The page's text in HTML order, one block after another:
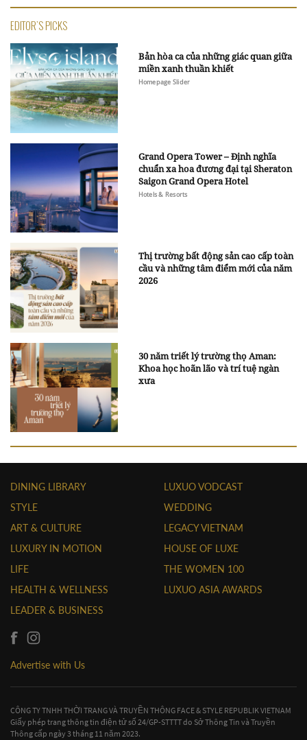
EDITOR'S PICKS
Bản hòa ca của những giác quan giữa
miền xanh thuần khiết
Homepage Slider
Grand Opera Tower – Định nghĩa
chuẩn xa hoa đương đại tại Sheraton
Saigon Grand Opera Hotel
Hotels & Resorts
Thị trường bất động sản cao cấp toàn
cầu và những tâm điểm mới của năm
2026
30 năm triết lý trường thọ Aman:
Khoa học hoãn lão và trí tuệ ngàn
xưa
DINING LIBRARY
STYLE
ART & CULTURE
LUXURY IN MOTION
LIFE
HEALTH & WELLNESS
LEADER & BUSINESS
LUXUO VODCAST
WEDDING
LEGACY VIETNAM
HOUSE OF LUXE
THE WOMEN 100
LUXUO ASIA AWARDS
Advertise with Us
CÔNG TY TNHH THỜI TRANG VÀ TRUYỀN THÔNG FACE & STYLE REPUBLIK VIETNAM
Giấy phép trang thông tin điện tử số 24/GP-STTTT do Sở Thông Tin và Truyền
Thông cấp ngày 3 tháng 11 năm 2023.